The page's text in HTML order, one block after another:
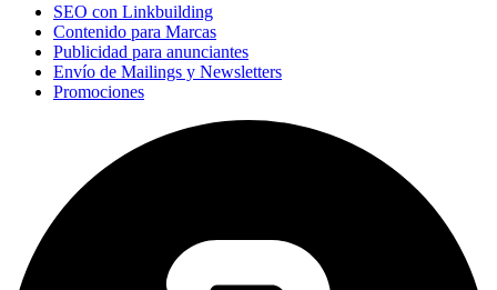
SEO con Linkbuilding
Contenido para Marcas
Publicidad para anunciantes
Envío de Mailings y Newsletters
Promociones